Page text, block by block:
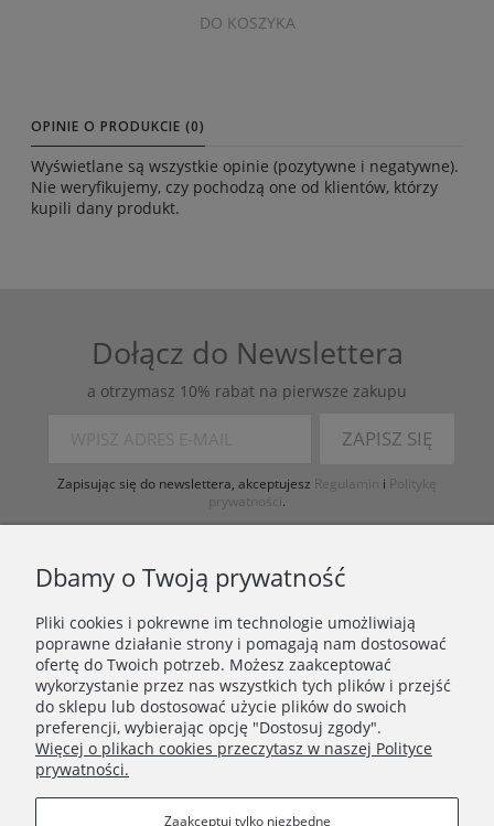
DO KOSZYKA
OPINIE O PRODUKCIE (0)
Wyświetlane są wszystkie opinie (pozytywne i negatywne).
Nie weryfikujemy, czy pochodzą one od klientów, którzy
kupili dany produkt.
Dołącz do Newslettera
a otrzymasz 10% rabat na pierwsze zakupu
ZAPISZ SIĘ
Zapisując się do newslettera, akceptujesz Regulamin i Politykę
prywatności.
ZAKUPY
PORADNIK
INFORMACJE
Dbamy o Twoją prywatność
Pliki cookies i pokrewne im technologie umożliwiają
poprawne działanie strony i pomagają nam dostosować
ofertę do Twoich potrzeb. Możesz zaakceptować
wykorzystanie przez nas wszystkich tych plików i przejść
do sklepu lub dostosować użycie plików do swoich
preferencji, wybierając opcję "Dostosuj zgody".
Więcej o plikach cookies przeczytasz w naszej Polityce
prywatności.
Zaakceptuj tylko niezbędne